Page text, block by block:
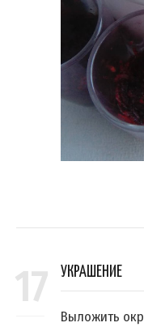
17 УКРАШЕНИЕ
Выложить